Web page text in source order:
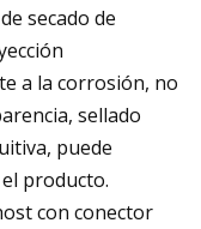
secado de
a la corrosión, no
sellado
puede
producto.
con conector